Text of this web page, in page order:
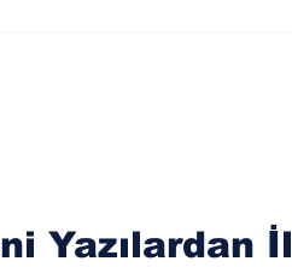
Yazılardan